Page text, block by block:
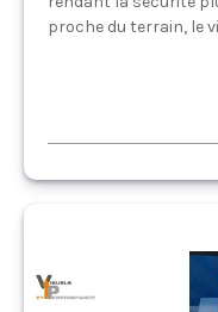
proche du terrain, le